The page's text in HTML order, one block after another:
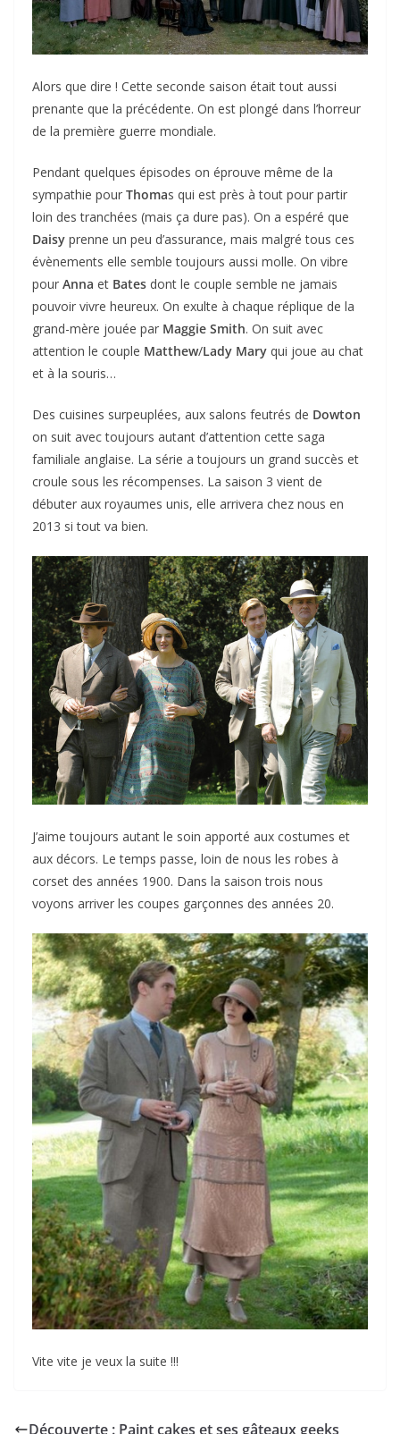
Alors que dire ! Cette seconde saison était tout aussi
prenante que la précédente. On est plongé dans l’horreur
de la première guerre mondiale.
Pendant quelques épisodes on éprouve même de la
sympathie pour Thomas qui est près à tout pour partir
loin des tranchées (mais ça dure pas). On a espéré que
Daisy prenne un peu d’assurance, mais malgré tous ces
évènements elle semble toujours aussi molle. On vibre
pour Anna et Bates dont le couple semble ne jamais
pouvoir vivre heureux. On exulte à chaque réplique de la
grand-mère jouée par Maggie Smith. On suit avec
attention le couple Matthew/Lady Mary qui joue au chat
et à la souris…
Des cuisines surpeuplées, aux salons feutrés de Dowton
on suit avec toujours autant d’attention cette saga
familiale anglaise. La série a toujours un grand succès et
croule sous les récompenses. La saison 3 vient de
débuter aux royaumes unis, elle arrivera chez nous en
2013 si tout va bien.
J’aime toujours autant le soin apporté aux costumes et
aux décors. Le temps passe, loin de nous les robes à
corset des années 1900. Dans la saison trois nous
voyons arriver les coupes garçonnes des années 20.
Vite vite je veux la suite !!!
Découverte : Paint cakes et ses gâteaux geeks